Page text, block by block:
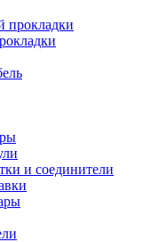
прокладки
и соединители